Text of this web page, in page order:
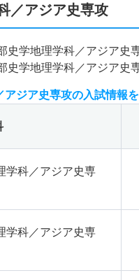
／アジア史専攻
史学地理学科／アジア史
史学地理学科／アジア史
アジア史専攻の入試情報
学科／アジア史専
学科／アジア史専